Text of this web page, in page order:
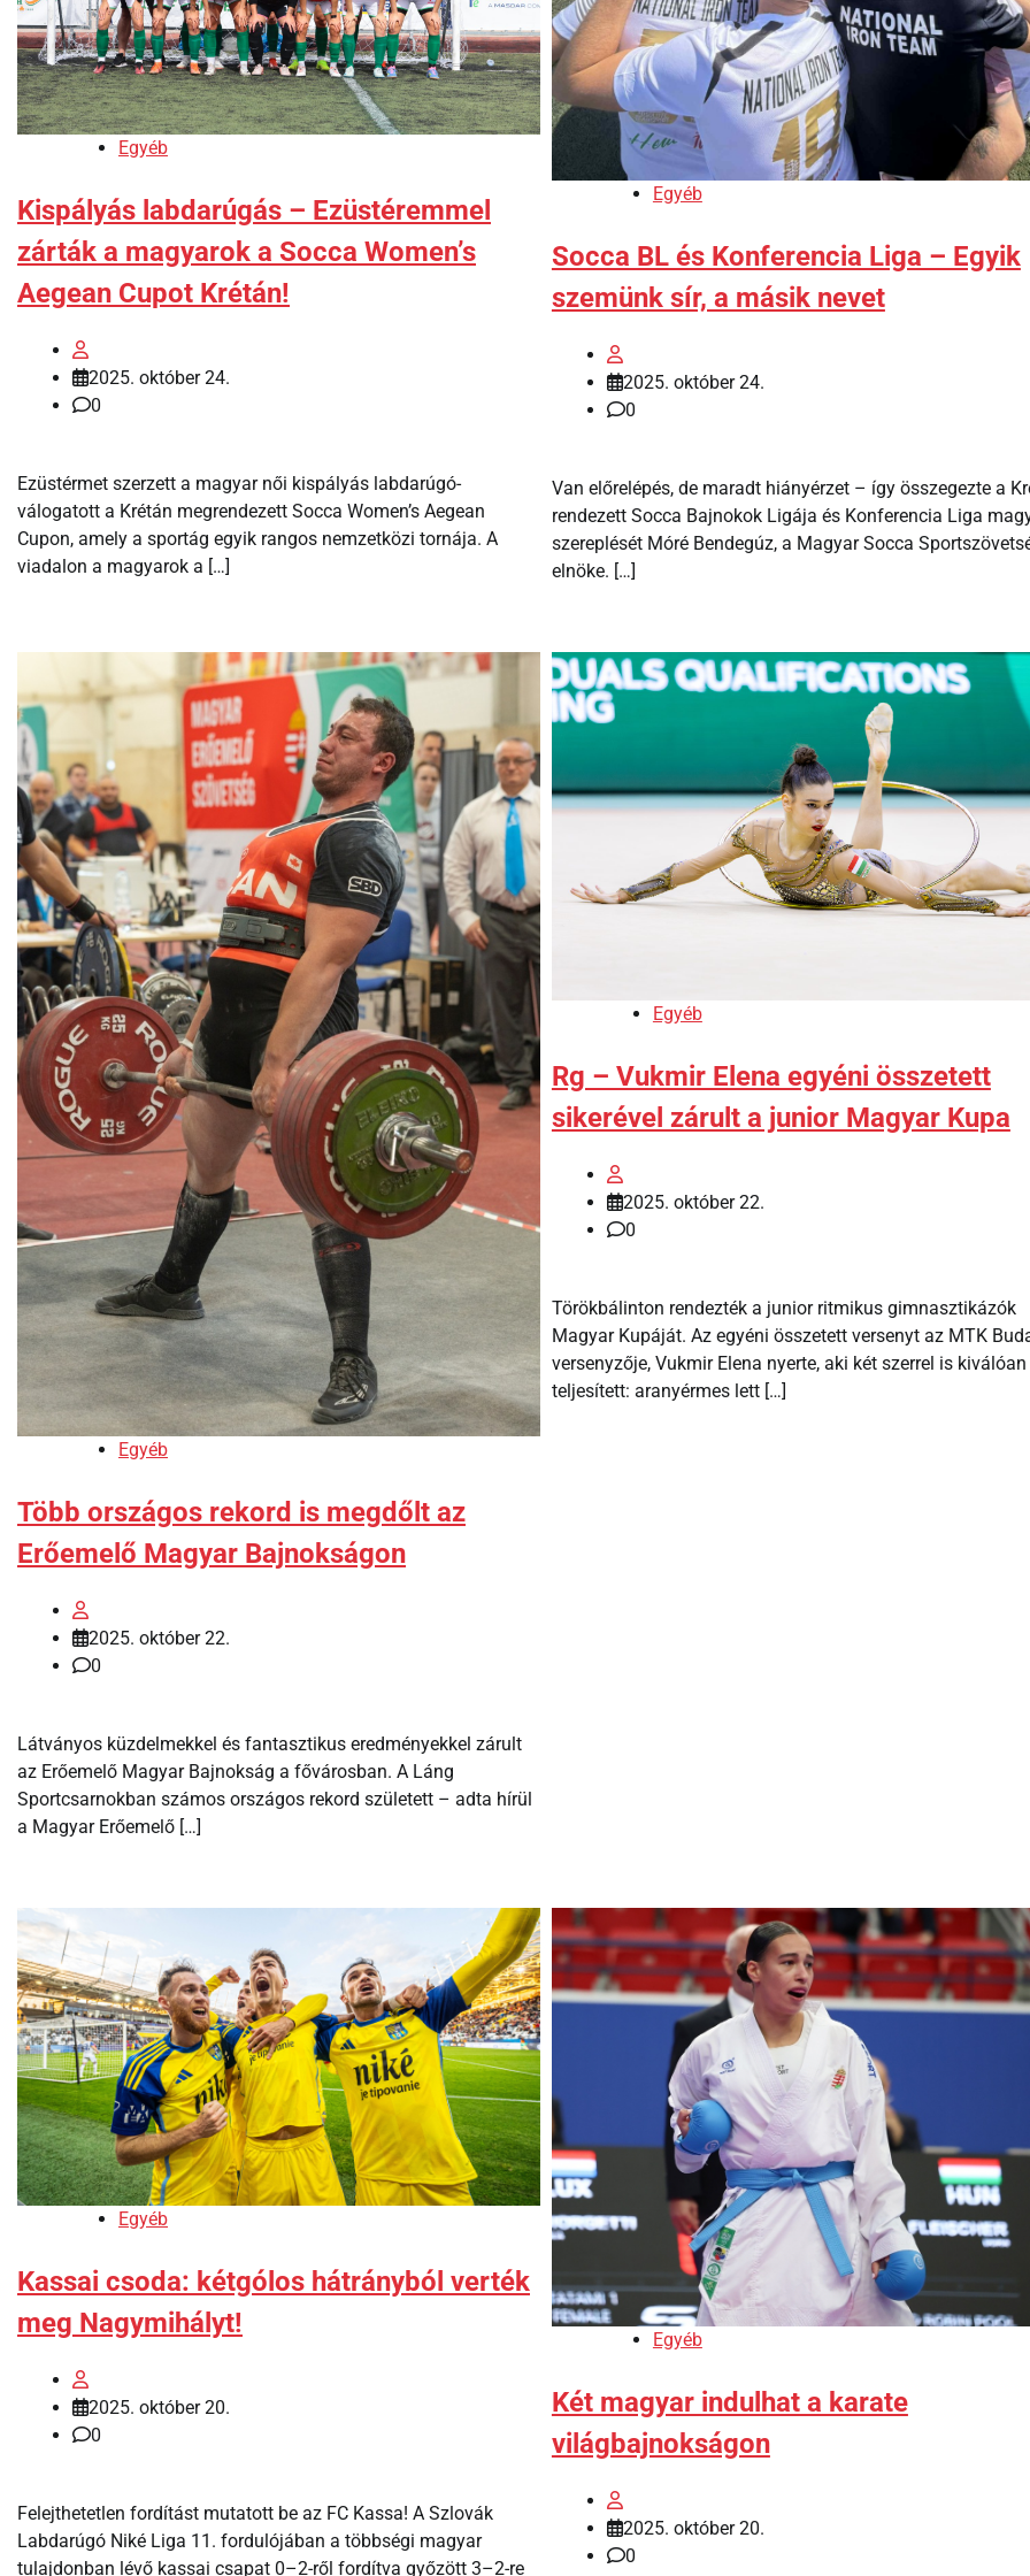
Egyéb
Kispályás labdarúgás – Ezüstéremmel
zárták a magyarok a Socca Women’s
Aegean Cupot Krétán!
2025. október 24.
0
Ezüstérmet szerzett a magyar női kispályás labdarúgó-
válogatott a Krétán megrendezett Socca Women’s Aegean
Cupon, amely a sportág egyik rangos nemzetközi tornája. A
viadalon a magyarok a […]
Egyéb
Socca BL és Konferencia Liga – Egyik
szemünk sír, a másik nevet
2025. október 24.
0
Van előrelépés, de maradt hiányérzet – így összegezte a
rendezett Socca Bajnokok Ligája és Konferencia Liga
szereplését Móré Bendegúz, a Magyar Socca
elnöke. […]
Egyéb
Több országos rekord is megdőlt az
Erőemelő Magyar Bajnokságon
2025. október 22.
0
Látványos küzdelmekkel és fantasztikus eredményekkel zárult
az Erőemelő Magyar Bajnokság a fővárosban. A Láng
Sportcsarnokban számos országos rekord született – adta hírül
a Magyar Erőemelő […]
Egyéb
Rg – Vukmir Elena egyéni összetett
sikerével zárult a junior Magyar Kupa
2025. október 22.
0
Törökbálinton rendezték a junior ritmikus gimnasztikázók
Magyar Kupáját. Az egyéni összetett versenyt az MTK
versenyzője, Vukmir Elena nyerte, aki két szerrel is kiválóan
teljesített: aranyérmes lett […]
Egyéb
Kassai csoda: kétgólos hátrányból verték
meg Nagymihályt!
2025. október 20.
0
Felejthetetlen fordítást mutatott be az FC Kassa! A Szlovák
Labdarúgó Niké Liga 11. fordulójában a többségi magyar
tulajdonban lévő kassai csapat 0–2-ről fordítva győzött 3–2-re
Egyéb
Két magyar indulhat a karate
világbajnokságon
2025. október 20.
0